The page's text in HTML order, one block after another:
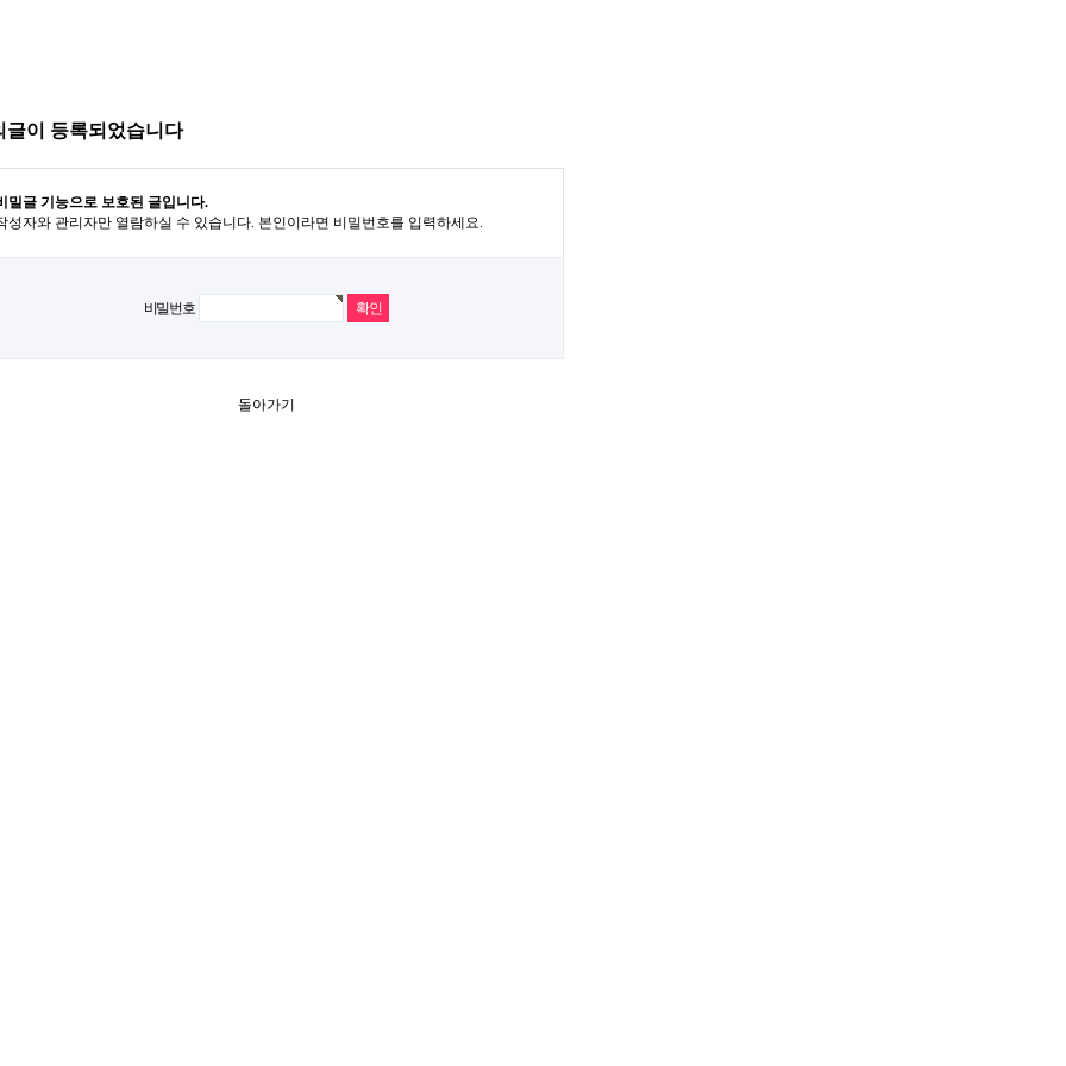
글이 등록되었습니다
밀글 기능으로 보호된 글입니다.
성자와 관리자만 열람하실 수 있습니다. 본인이라면 비밀번호를 입력하세요.
비밀번호
돌아가기